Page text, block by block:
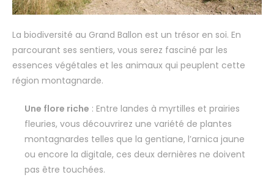
La biodiversité au Grand Ballon est un trésor en soi. En
parcourant ses sentiers, vous serez fasciné par les
essences végétales et les animaux qui peuplent cette
région montagnarde.
Une flore riche : Entre landes à myrtilles et prairies
fleuries, vous découvrirez une variété de plantes
montagnardes telles que la gentiane, l’arnica jaune
ou encore la digitale, ces deux dernières ne doivent
pas être touchées.